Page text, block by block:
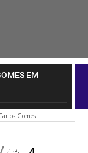
EM
Gomes